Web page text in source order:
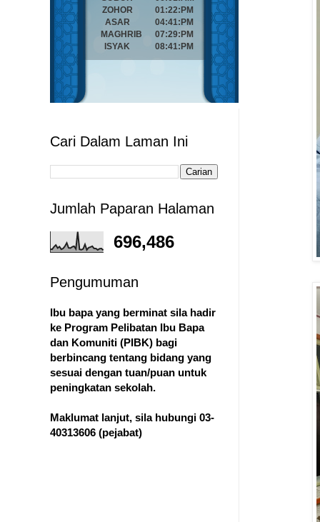
Cari Dalam Laman Ini
Jumlah Paparan Halaman
696,486
Pengumuman
Ibu bapa yang berminat sila hadir
ke Program Pelibatan Ibu Bapa
dan Komuniti (PIBK) bagi
berbincang tentang bidang yang
sesuai dengan tuan/puan untuk
peningkatan sekolah.
Maklumat lanjut, sila hubungi 03-
40313606 (pejabat)